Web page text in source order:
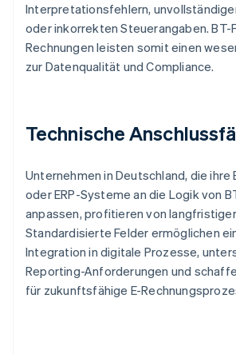
Interpretationsfehlern,
oder inkorrekten Steuerangaben. BT-
Rechnungen leisten somit einen
zur Datenqualität und Compliance.
Technische
Unternehmen in Deutschland, die ihre
oder ERP-Systeme an die Logik von
anpassen, profitieren von
Standardisierte Felder ermöglichen
Integration in digitale Prozesse,
Reporting-Anforderungen und
für zukunftsfähige E-